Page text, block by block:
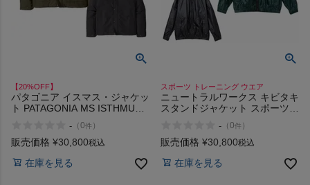
【20%OFF】
パタゴニア イスマス・ジャケッ
ト PATAGONIA MS ISTHMUS
- （0件 ）
販売価格 ¥30,800税込
在庫を見る
スポーツ トレーニング ウエア
ニュートラルワークス キビタキ
スタンドジャケット スポーツ
ト ウインドブレーカー
NEUTRALWORKS. BG K MG
- （0件 ）
販売価格 ¥30,800税込
在庫を見る